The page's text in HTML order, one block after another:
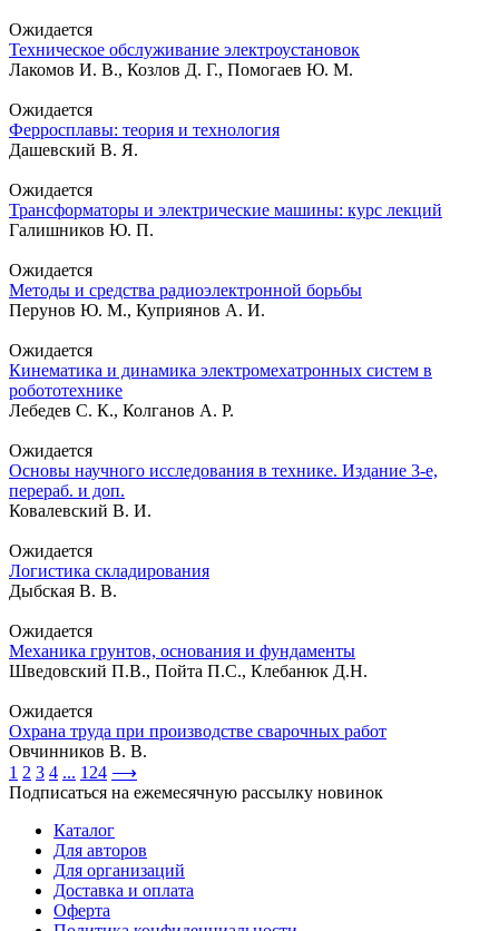
Ожидается
Техническое обслуживание электроустановок
Лакомов И. В., Козлов Д. Г., Помогаев Ю. М.
Ожидается
Ферросплавы: теория и технология
Дашевский В. Я.
Ожидается
Трансформаторы и электрические машины: курс лекций
Галишников Ю. П.
Ожидается
Методы и средства радиоэлектронной борьбы
Перунов Ю. М., Куприянов А. И.
Ожидается
Кинематика и динамика электромехатронных систем в
робототехнике
Лебедев С. К., Колганов А. Р.
Ожидается
Основы научного исследования в технике. Издание 3-е,
перераб. и доп.
Ковалевский В. И.
Ожидается
Логистика складирования
Дыбская В. В.
Ожидается
Механика грунтов, основания и фундаменты
Шведовский П.В., Пойта П.С., Клебанюк Д.Н.
Ожидается
Охрана труда при производстве сварочных работ
Овчинников В. В.
1 2 3 4 ... 124 ⟶
Подписаться на ежемесячную рассылку новинок
Каталог
Для авторов
Для организаций
Доставка и оплата
Оферта